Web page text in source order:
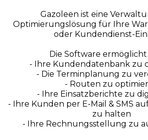
Gazoleen ist eine
Optimierungslösung für Ihre
oder Kundendienst-
Die Software
- Ihre Kundendatenbank zu
- Die Terminplanung zu
- Routen zu
- Ihre Einsatzberichte zu
- Ihre Kunden per E-Mail & SMS
zu halten
- Ihre Rechnungsstellung zu